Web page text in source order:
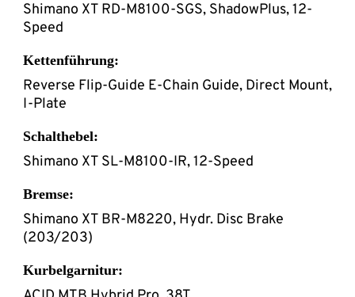
Shimano XT RD-M8100-SGS, ShadowPlus, 12-
Speed
Kettenführung:
Reverse Flip-Guide E-Chain Guide, Direct Mount,
I-Plate
Schalthebel:
Shimano XT SL-M8100-IR, 12-Speed
Bremse:
Shimano XT BR-M8220, Hydr. Disc Brake
(203/203)
Kurbelgarnitur: